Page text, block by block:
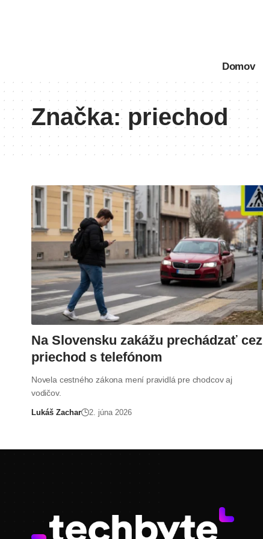
Domov
Značka: priechod
Na Slovensku zakážu prechádzať cez
priechod s telefónom
Novela cestného zákona mení pravidlá pre chodcov aj
vodičov.
Lukáš Zachar 2. júna 2026